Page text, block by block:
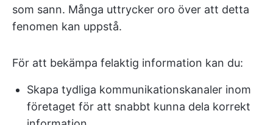
som sann. Många uttrycker oro över att detta
fenomen kan uppstå.
För att bekämpa felaktig information kan du:
Skapa tydliga kommunikationskanaler inom
företaget för att snabbt kunna dela korrekt